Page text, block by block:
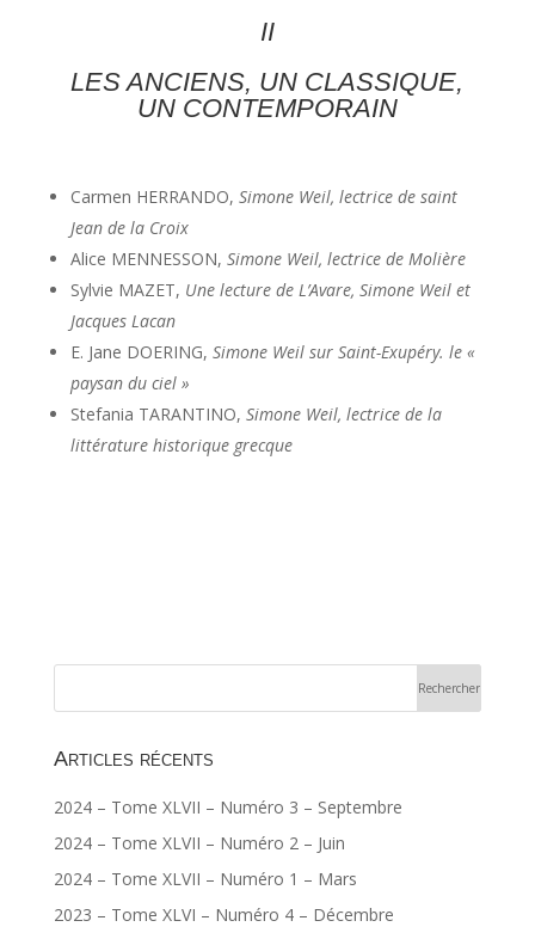
II
LES ANCIENS, UN CLASSIQUE,
UN CONTEMPORAIN
Carmen HERRANDO, Simone Weil, lectrice de saint
Jean de la Croix
Alice MENNESSON, Simone Weil, lectrice de Molière
Sylvie MAZET, Une lecture de L’Avare, Simone Weil et
Jacques Lacan
E. Jane DOERING, Simone Weil sur Saint-Exupéry. le «
paysan du ciel »
Stefania TARANTINO, Simone Weil, lectrice de la
littérature historique grecque
Articles récents
2024 – Tome XLVII – Numéro 3 – Septembre
2024 – Tome XLVII – Numéro 2 – Juin
2024 – Tome XLVII – Numéro 1 – Mars
2023 – Tome XLVI – Numéro 4 – Décembre